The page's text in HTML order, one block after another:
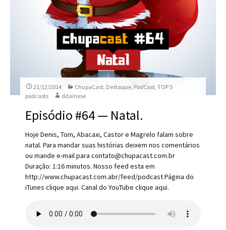
21/12/2014 ChupaCast, Destaque, PodCast,TOP 5
podcasts
ddainese
Episódio #64 — Natal.
Hoje Denis, Tom, Abacaxi, Castor e Magrelo falam sobre
natal. Para mandar suas histórias deixem nos comentários
ou mande e-mail para contato@chupacast.com.br
Duração: 1:16 minutos. Nosso feed esta em
http://www.chupacast.com.abr/feed/podcast Página do
iTunes clique aqui. Canal do YouTube clique aqui.